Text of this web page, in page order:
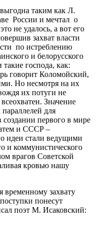
таким как Л.
России и мечтал о
не удалось, а вот его
захват власти
по истреблению
и белорусского
господа, как:
говорит Коломойский,
Но несмотря на их
их потуги не
Значение
для
первого в мире
и СССР –
идеи стали ведущими
и коммунистического
врагов Советской
кровью нашу
временному захвату
понесут
поэт М. Исаковский: